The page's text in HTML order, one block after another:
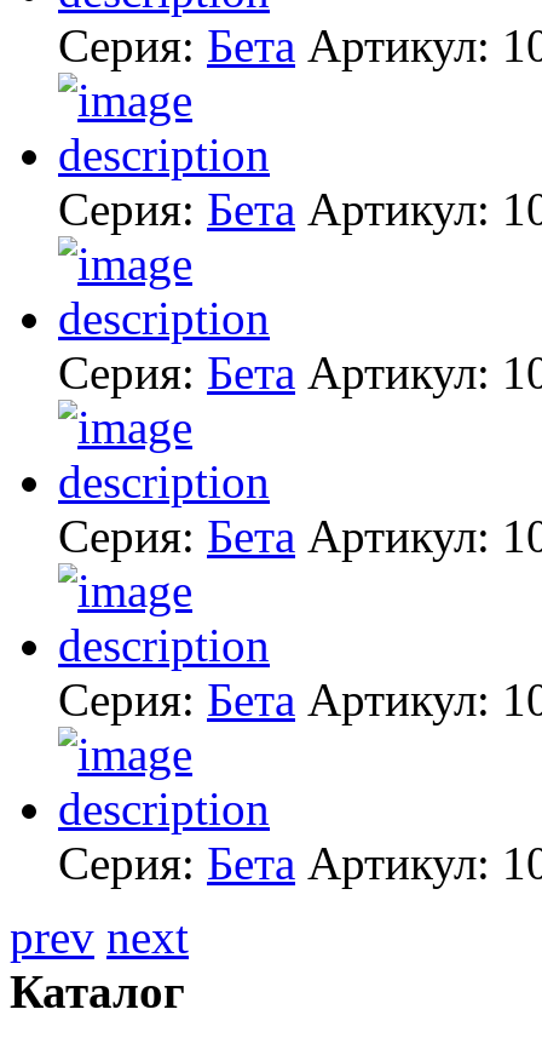
Серия: Бета Артикул:
Серия: Бета Артикул:
Серия: Бета Артикул:
Серия: Бета Артикул:
Серия: Бета Артикул:
Серия: Бета Артикул:
prev next
Каталог